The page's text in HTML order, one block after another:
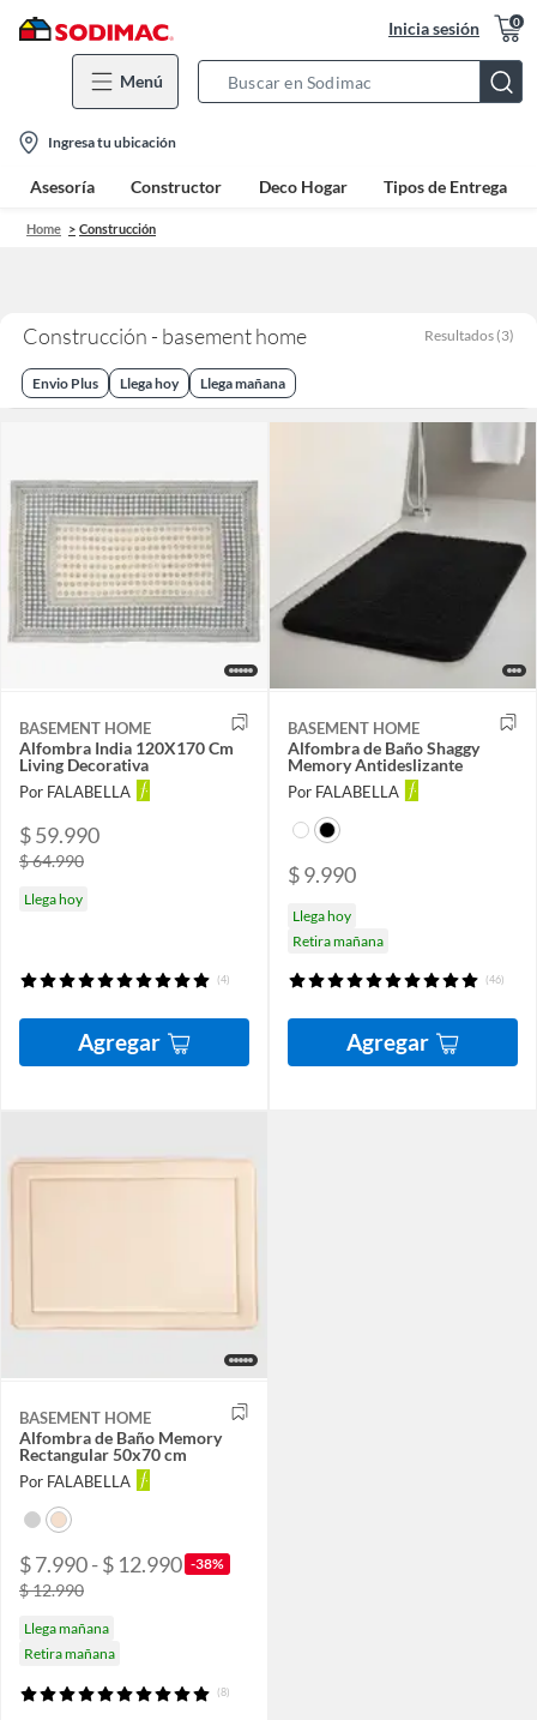
Inicia sesión 0
Menú
Bar
location-
icon
Ingresa tu ubicación
Asesoría Constructor Deco Hogar Tipos de Entrega
Home Construcción
Construcción - basement home Resultados (3)
Envio Plus Llega hoy Llega mañana
BASEMENT HOME
Alfombra India 120X170 Cm
Living Decorativa
Por FALABELLA
$ 59.990
$ 64.990
Llega hoy
(4)
Agregar
BASEMENT HOME
Alfombra de Baño Shaggy
Memory Antideslizante
Por FALABELLA
$ 9.990
Llega hoy
Retira mañana
(46)
Agregar
BASEMENT HOME
Alfombra de Baño Memory
Rectangular 50x70 cm
Por FALABELLA
$ 7.990 - $ 12.990 -38%
$ 12.990
Llega mañana
Retira mañana
(8)